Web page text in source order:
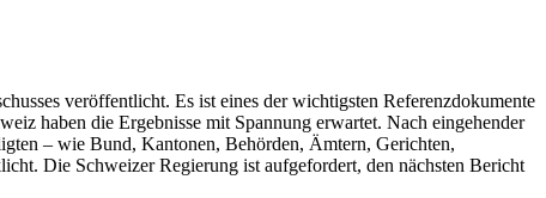
veröffentlicht. Es ist eines der wichtigsten Referenzdokumente
haben die Ergebnisse mit Spannung erwartet. Nach eingehender
– wie Bund, Kantonen, Behörden, Ämtern, Gerichten,
Die Schweizer Regierung ist aufgefordert, den nächsten Bericht